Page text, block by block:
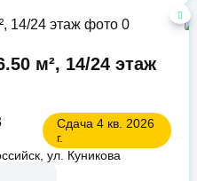
м², 14/24 этаж
Сдача 4 кв. 2026
г.
ул. Куникова